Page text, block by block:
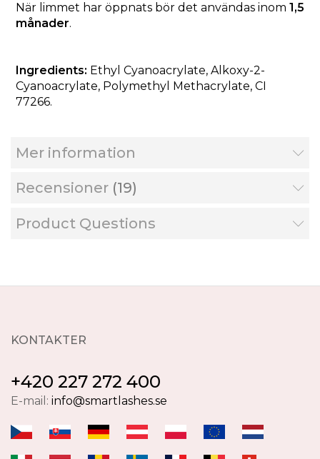
När limmet har öppnats bör det användas inom 1,5
månader.
Ingredients: Ethyl Cyanoacrylate, Alkoxy-2-
Cyanoacrylate, Polymethyl Methacrylate, CI
77266.
Mer information
Recensioner 19
Product Questions
KONTAKTER
+420 227 272 400
E-mail: info@smartlashes.se